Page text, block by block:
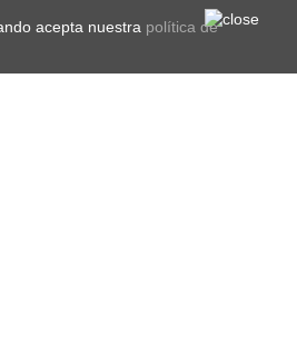
acepta nuestra política de